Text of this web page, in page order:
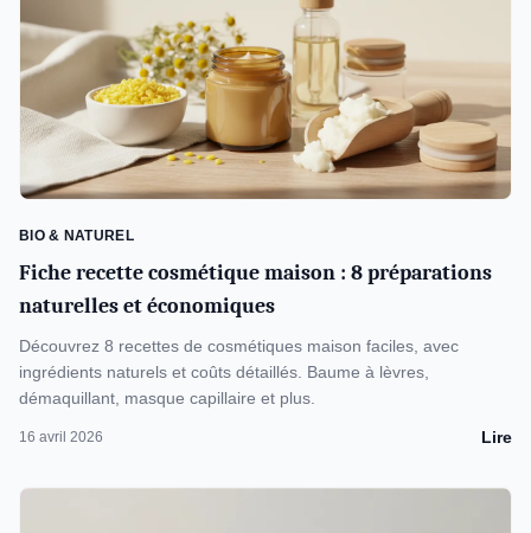
BIO & NATUREL
Fiche recette cosmétique maison : 8 préparations
naturelles et économiques
Découvrez 8 recettes de cosmétiques maison faciles, avec
ingrédients naturels et coûts détaillés. Baume à lèvres,
démaquillant, masque capillaire et plus.
16 avril 2026 Lire